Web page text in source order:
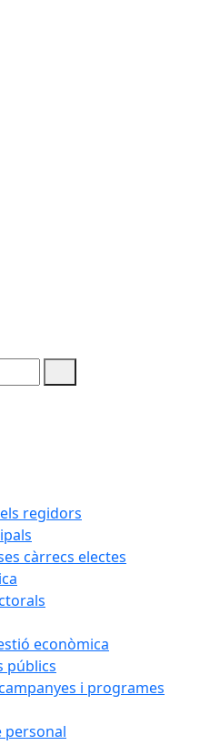
regidors
càrrecs electes
econòmica
públics
i programes
personal